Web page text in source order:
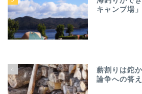
キャンプ場
4
薪割りは鉈
論争への答え